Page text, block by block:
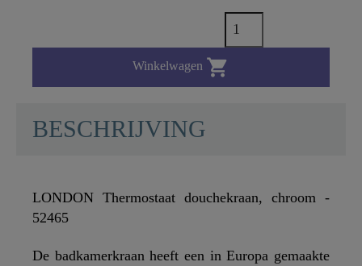
Winkelwagen 
BESCHRIJVING
LONDON Thermostaat douchekraan, chroom -
52465
De badkamerkraan heeft een in Europa gemaakte